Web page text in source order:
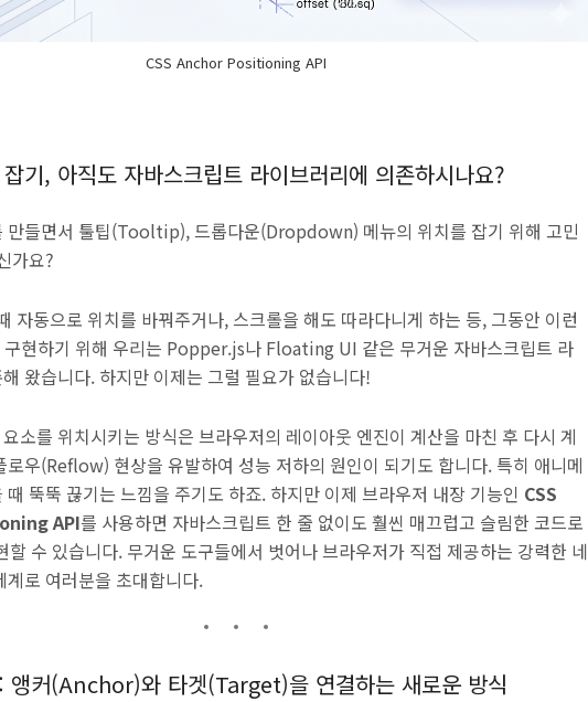
CSS Anchor Positioning API
기, 아직도 자바스크립트 라이브러리에 의존하시나요?
만들면서 툴팁(Tooltip), 드롭다운(Dropdown) 메뉴의 위치를 잡기 위해 고민
가요?
자동으로 위치를 바꿔주거나, 스크롤을 해도 따라다니게 하는 등, 그동안 이런
현하기 위해 우리는 Popper.js나 Floating UI 같은 무거운 자바스크립트 라
왔습니다. 하지만 이제는 그럴 필요가 없습니다!
소를 위치시키는 방식은 브라우저의 레이아웃 엔진이 계산을 마친 후 다시 계
로우(Reflow) 현상을 유발하여 성능 저하의 원인이 되기도 합니다. 특히 애니메
때 뚝뚝 끊기는 느낌을 주기도 하죠. 하지만 이제 브라우저 내장 기능인 CSS
API를 사용하면 자바스크립트 한 줄 없이도 훨씬 매끄럽고 슬림한 코드로
할 수 있습니다. 무거운 도구들에서 벗어나 브라우저가 직접 제공하는 강력한 네
계로 여러분을 초대합니다.
앵커(Anchor)와 타겟(Target)을 연결하는 새로운 방식